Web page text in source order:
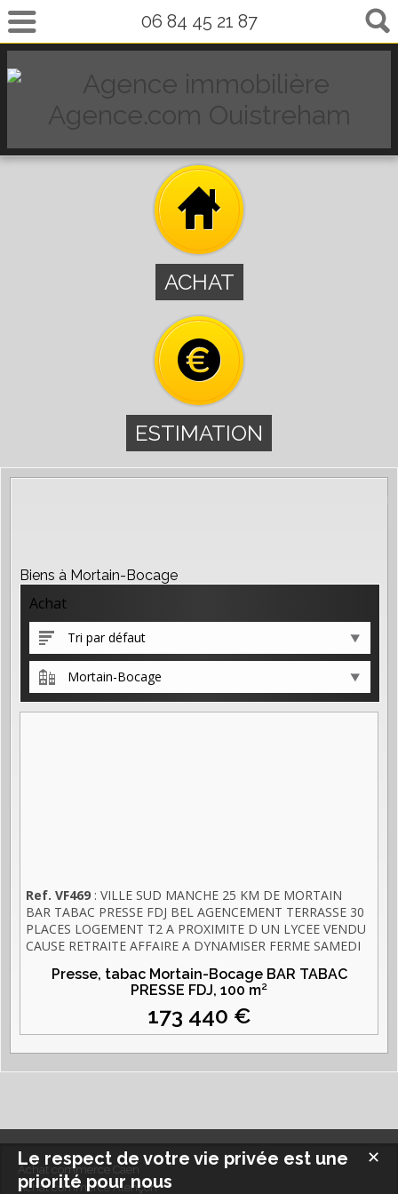
06 84 45 21 87
ACHAT
ESTIMATION
Biens à Mortain-Bocage
Achat
Tri par défaut
Mortain-Bocage
Ref. VF469 : VILLE SUD MANCHE 25 KM DE MORTAIN
BAR TABAC PRESSE FDJ BEL AGENCEMENT TERRASSE 30
PLACES LOGEMENT T2 A PROXIMITE D UN LYCEE VENDU
CAUSE RETRAITE AFFAIRE A DYNAMISER FERME SAMEDI
CONTACTER T. LECHERBONNIER TEL 06 19 48 31 69
Presse, tabac Mortain-Bocage BAR TABAC
PRESSE FDJ, 100 m²
173 440 €
Achat commerce Caen
Achat commerce Alençon
✕
Le respect de votre vie privée est une
priorité pour nous